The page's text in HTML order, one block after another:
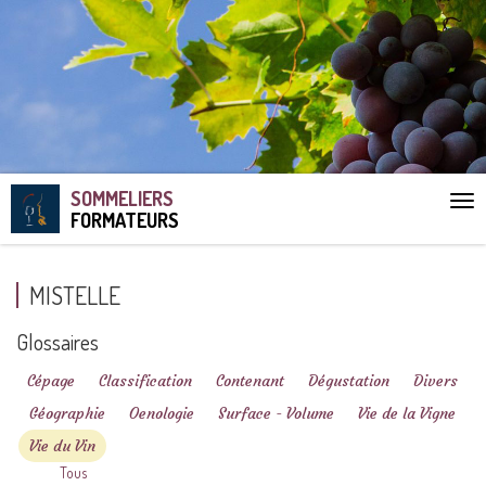
SOMMELIERS
FORMATEURS
MISTELLE
Glossaires
Cépage Classification Contenant Dégustation
Divers
Géographie
Oenologie Surface - Volume
Vie de la Vigne
Vie du Vin
Tous